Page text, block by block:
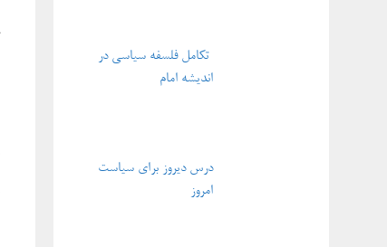
تکامل فلسفه سیاسی در
اندیشه امام
درس دیروز برای سیاست
امروز